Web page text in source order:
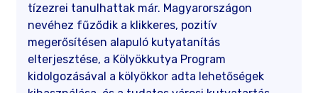
tízezrei tanulhattak már. Magyarországon
nevéhez fűződik a klikkeres, pozitív
megerősítésen alapuló kutyatanítás
elterjesztése, a Kölyökkutya Program
kidolgozásával a kölyökkor adta lehetőségek